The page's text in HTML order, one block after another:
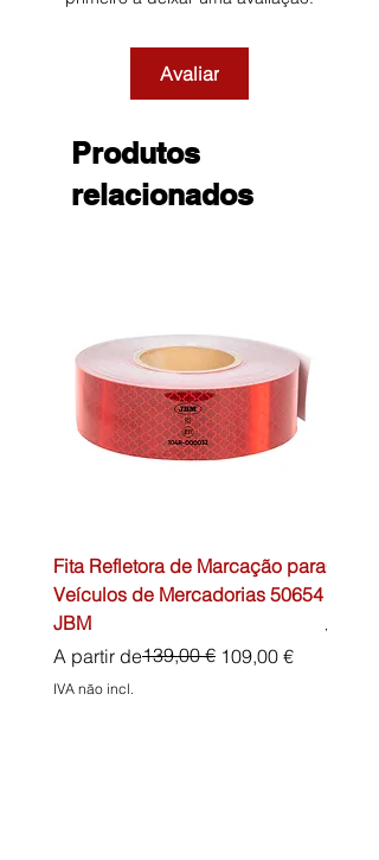
Avaliar
Produtos
relacionados
Fita Refletora de Marcação para
Veículos de Mercadorias 50654
JBM
A partir de
Preço normal139,00 € 109,00 €
Preço promocional
IVA não incl.
Preço
45,00 €